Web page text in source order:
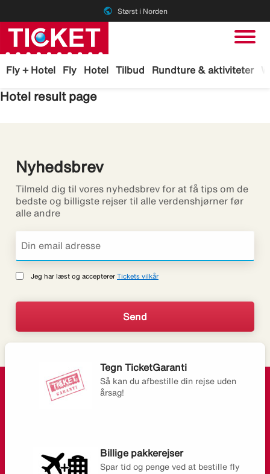
public Størst i Norden
Fly + Hotel Fly Hotel Tilbud Rundture & aktiviteter
Hotel result page
Nyhedsbrev
Tilmeld dig til vores nyhedsbrev for at få tips om de
bedste og billigste rejser til alle verdenshjørner før
alle andre
Jeg har læst og accepterer Tickets vilkår
Tegn TicketGaranti
Så kan du afbestille din rejse uden
årsag!
Billige pakkerejser
Spar tid og penge ved at bestille fly